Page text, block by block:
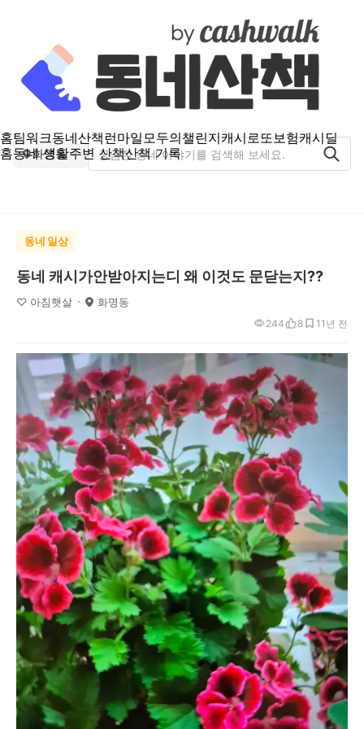
홈팀워크동네산책런마일모두의챌린지캐시로또보험캐시딜
홈동네 생활주변 산책산책 기록
화명동
동네 일상
동네 캐시가안받아지는디 왜 이것도 문닫는지??
♡ 아침햇살 화명동
1년 전
244 8 1